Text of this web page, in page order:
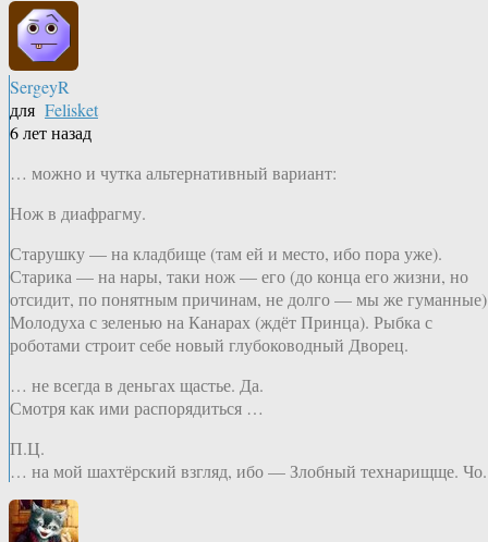
SergeyR
для Felisket
6 лет назад
… можно и чутка альтернативный вариант:
Нож в диафрагму.
Старушку — на кладбище (там ей и место, ибо пора уже).
Старика — на нары, таки нож — его (до конца его жизни, но
отсидит, по понятным причинам, не долго — мы же
Молодуха с зеленью на Канарах (ждёт Принца). Рыбка с
роботами строит себе новый глубоководный Дворец.
… не всегда в деньгах щастье. Да.
Смотря как ими распорядиться …
П.Ц.
… на мой шахтёрский взгляд, ибо — Злобный технарищще. Чо.